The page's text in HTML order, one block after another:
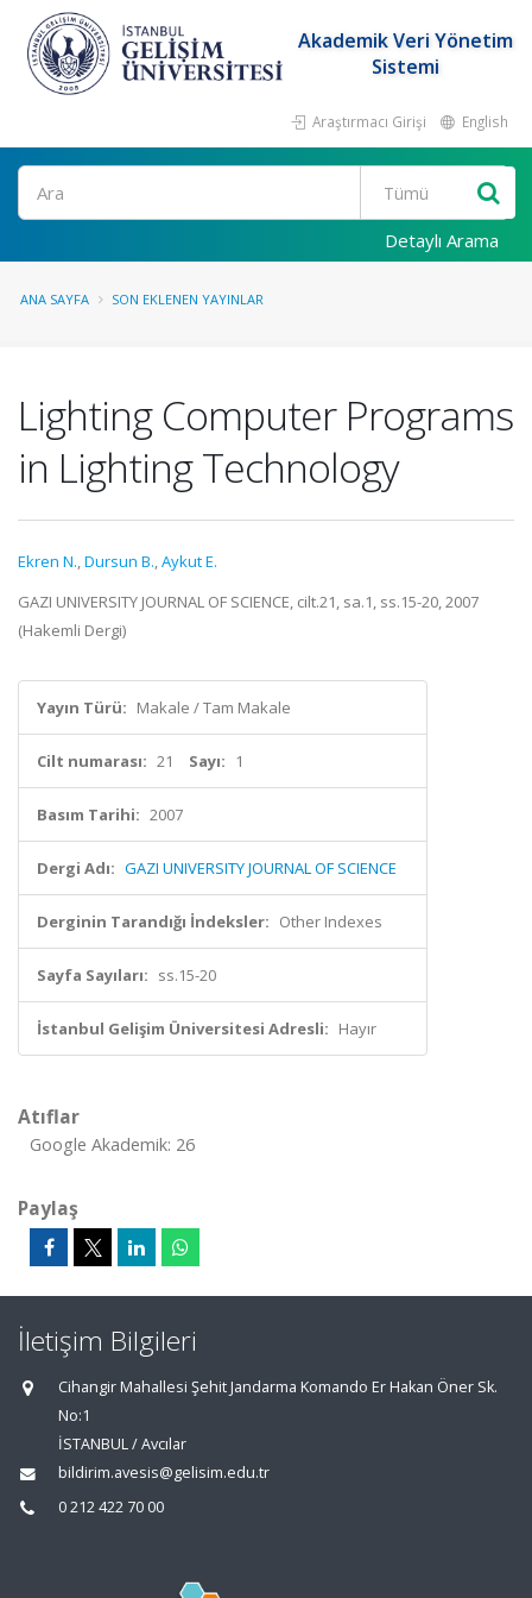
Akademik Veri Yönetim
Sistemi
Araştırmacı Girişi English
Ara
Detaylı Arama
ANA SAYFA SON EKLENEN YAYINLAR
Lighting Computer Programs
in Lighting Technology
Ekren N.,Dursun B.,Aykut E.
GAZI UNIVERSITY JOURNAL OF SCIENCE, cilt.21, sa.1, ss.15-20, 2007
(Hakemli Dergi)
Yayın Türü: Makale / Tam Makale
Cilt numarası: 21 Sayı: 1
Basım Tarihi: 2007
Dergi Adı: GAZI UNIVERSITY JOURNAL OF SCIENCE
Derginin Tarandığı İndeksler: Other Indexes
Sayfa Sayıları: ss.15-20
İstanbul Gelişim Üniversitesi Adresli: Hayır
Atıflar
Google Akademik: 26
Paylaş
İletişim Bilgileri
Cihangir Mahallesi Şehit Jandarma Komando Er Hakan Öner Sk.
No:1
İSTANBUL / Avcılar
bildirim.avesis@gelisim.edu.tr
0 212 422 70 00